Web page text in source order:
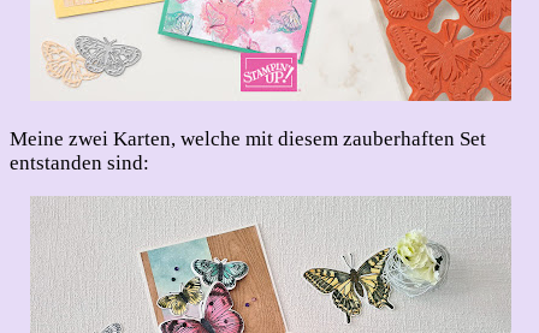
Meine zwei Karten, welche mit diesem zauberhaften Set
entstanden sind: